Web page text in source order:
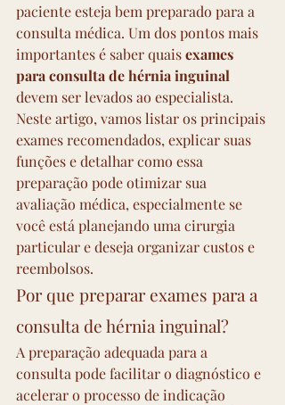
paciente esteja bem preparado para a
consulta médica. Um dos pontos mais
importantes é saber quais exames
para consulta de hérnia inguinal
devem ser levados ao especialista.
Neste artigo, vamos listar os principais
exames recomendados, explicar suas
funções e detalhar como essa
preparação pode otimizar sua
avaliação médica, especialmente se
você está planejando uma cirurgia
particular e deseja organizar custos e
reembolsos.
Por que preparar exames para a
consulta de hérnia inguinal?
A preparação adequada para a
consulta pode facilitar o diagnóstico e
acelerar o processo de indicação